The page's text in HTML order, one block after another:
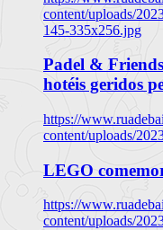
content/uploads/
145-335x256.jpg
Padel &
hotéis geridos
https://
content/uploads/
LEGO
https://
content/uploads/